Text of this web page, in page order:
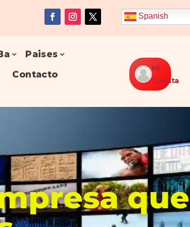
Spanish
Paises
Contacto
Mi
Cuenta
que